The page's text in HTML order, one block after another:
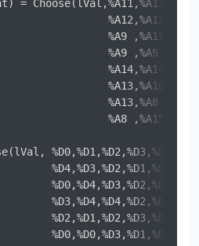
=
%A9 ,%A15,%A8
%A9 ,%A9
%A13,%A8
%A8